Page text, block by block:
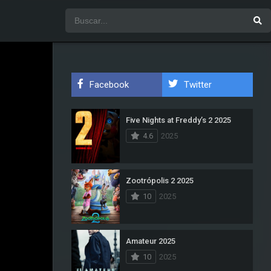
Facebook Twitter
Five Nights at Freddy’s 2 2025
4.6
2025
Zootrópolis 2 2025
10
2025
Amateur 2025
10
2025